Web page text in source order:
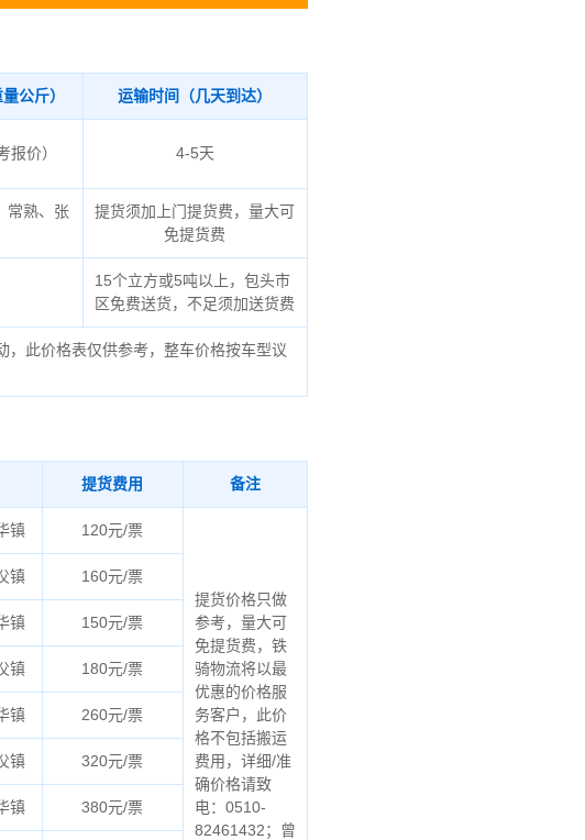
公斤） 运输时间（几天到达）
报价） 4-5天
常熟、张
提货须加上门提货费，量大可
免提货费
15个立方或5吨以上，包头市
区免费送货，不足须加送货费
此价格表仅供参考，整车价格按车型议
提货费用 备注
镇 120元/票
提货价格只做
参考，量大可
免提货费，铁
骑物流将以最
优惠的价格服
务客户，此价
格不包括搬运
费用，详细/准
确价格请致
电：0510-
82461432；曾
镇 160元/票
镇 150元/票
镇 180元/票
镇 260元/票
镇 320元/票
镇 380元/票